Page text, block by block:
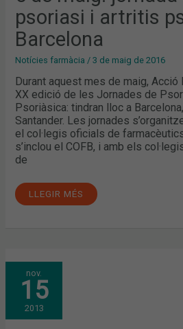
psoriasi i artritis
Barcelona
Notícies farmàcia /3 de maig de 2016
Durant aquest mes de maig,
XX edició de les Jornades de
Psoriàsica: tindran lloc a
Santander. Les jornades
el col·legis oficials de
s’inclou el COFB, i amb els
de
BARCELONA
LLEGIR MÉS
nov.
15
2013
EL
COL·LEGI
ACULL
UNA
JORNADA
DE
LA